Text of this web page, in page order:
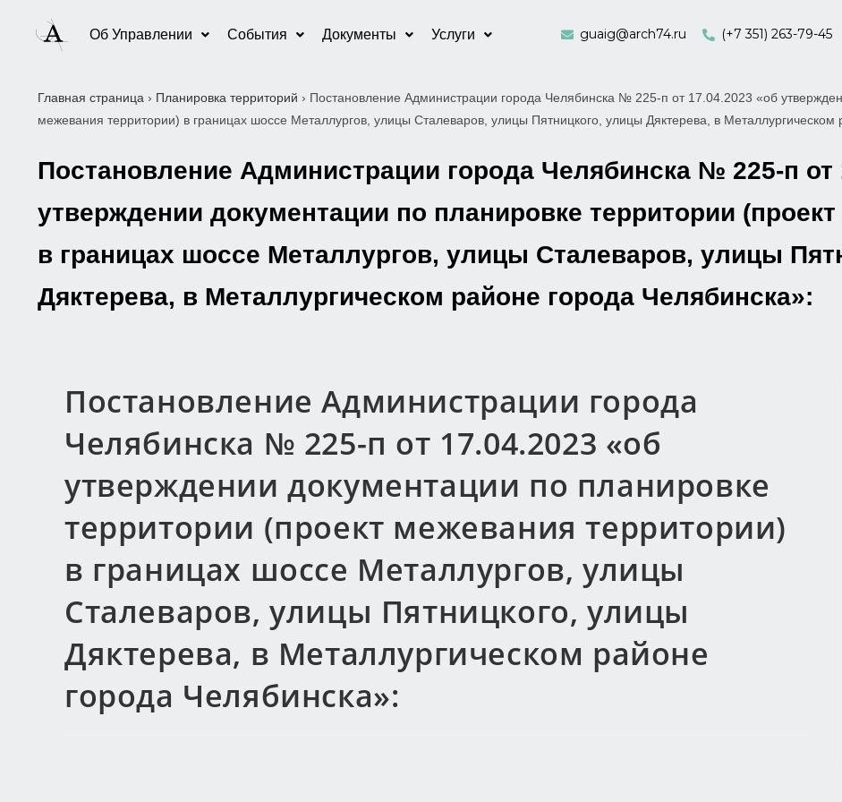
Об Управлении События Документы Услуги guaig@arch74.ru (+7 351) 263-79-45
Главная страница › Планировка территорий › Постановление Администрации города Челябинска № 225-п от 17.04.2023 «об
межевания территории) в границах шоссе Металлургов, улицы Сталеваров, улицы Пятницкого, улицы Дяктерева, в Металлургическом
Постановление Администрации города Челябинска № 225-п от
утверждении документации по планировке территории
в границах шоссе Металлургов, улицы Сталеваров, улицы
Дяктерева, в Металлургическом районе города Челябинска»:
Постановление Администрации города
Челябинска № 225-п от 17.04.2023 «об
утверждении документации по планировке
территории (проект межевания территории)
в границах шоссе Металлургов, улицы
Сталеваров, улицы Пятницкого, улицы
Дяктерева, в Металлургическом районе
города Челябинска»: